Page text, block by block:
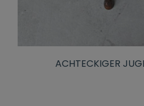
ACHTECKIGER